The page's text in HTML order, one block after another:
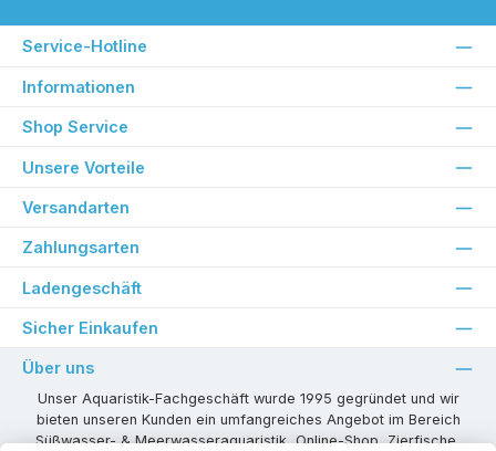
Service-Hotline
Informationen
Shop Service
Unsere Vorteile
Versandarten
Zahlungsarten
Ladengeschäft
Sicher Einkaufen
Über uns
Unser Aquaristik-Fachgeschäft wurde 1995 gegründet und wir
bieten unseren Kunden ein umfangreiches Angebot im Bereich
Süßwasser- & Meerwasseraquaristik, Online-Shop, Zierfische,